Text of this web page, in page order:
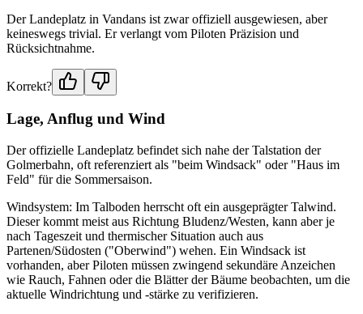
Der Landeplatz in Vandans ist zwar offiziell ausgewiesen, aber
keineswegs trivial. Er verlangt vom Piloten Präzision und
Rücksichtnahme.
Korrekt?
Lage, Anflug und Wind
Der offizielle Landeplatz befindet sich nahe der Talstation der
Golmerbahn, oft referenziert als "beim Windsack" oder "Haus im
Feld" für die Sommersaison.
Windsystem: Im Talboden herrscht oft ein ausgeprägter Talwind.
Dieser kommt meist aus Richtung Bludenz/Westen, kann aber je
nach Tageszeit und thermischer Situation auch aus
Partenen/Südosten ("Oberwind") wehen. Ein Windsack ist
vorhanden, aber Piloten müssen zwingend sekundäre Anzeichen
wie Rauch, Fahnen oder die Blätter der Bäume beobachten, um die
aktuelle Windrichtung und -stärke zu verifizieren.